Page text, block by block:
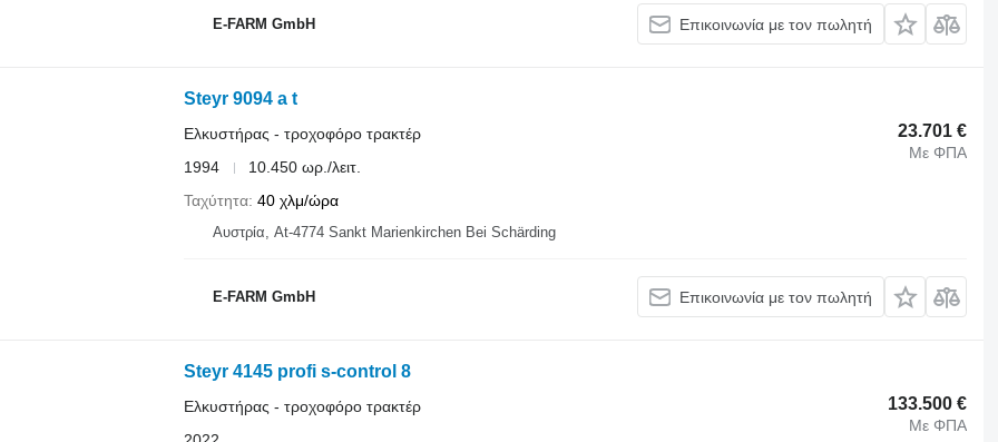
E-FARM GmbH Επικοινωνία με τον πωλητή
Steyr 9094 a t
23.701 €
Με ΦΠΑ
Ελκυστήρας - τροχοφόρο τρακτέρ
1994
10.450 ωρ./λειτ.
Ταχύτητα 40 χλμ/ώρα
Αυστρία, At-4774 Sankt Marienkirchen Bei Schärding
E-FARM GmbH Επικοινωνία με τον πωλητή
Steyr 4145 profi s-control 8
133.500 €
Με ΦΠΑ
Ελκυστήρας - τροχοφόρο τρακτέρ